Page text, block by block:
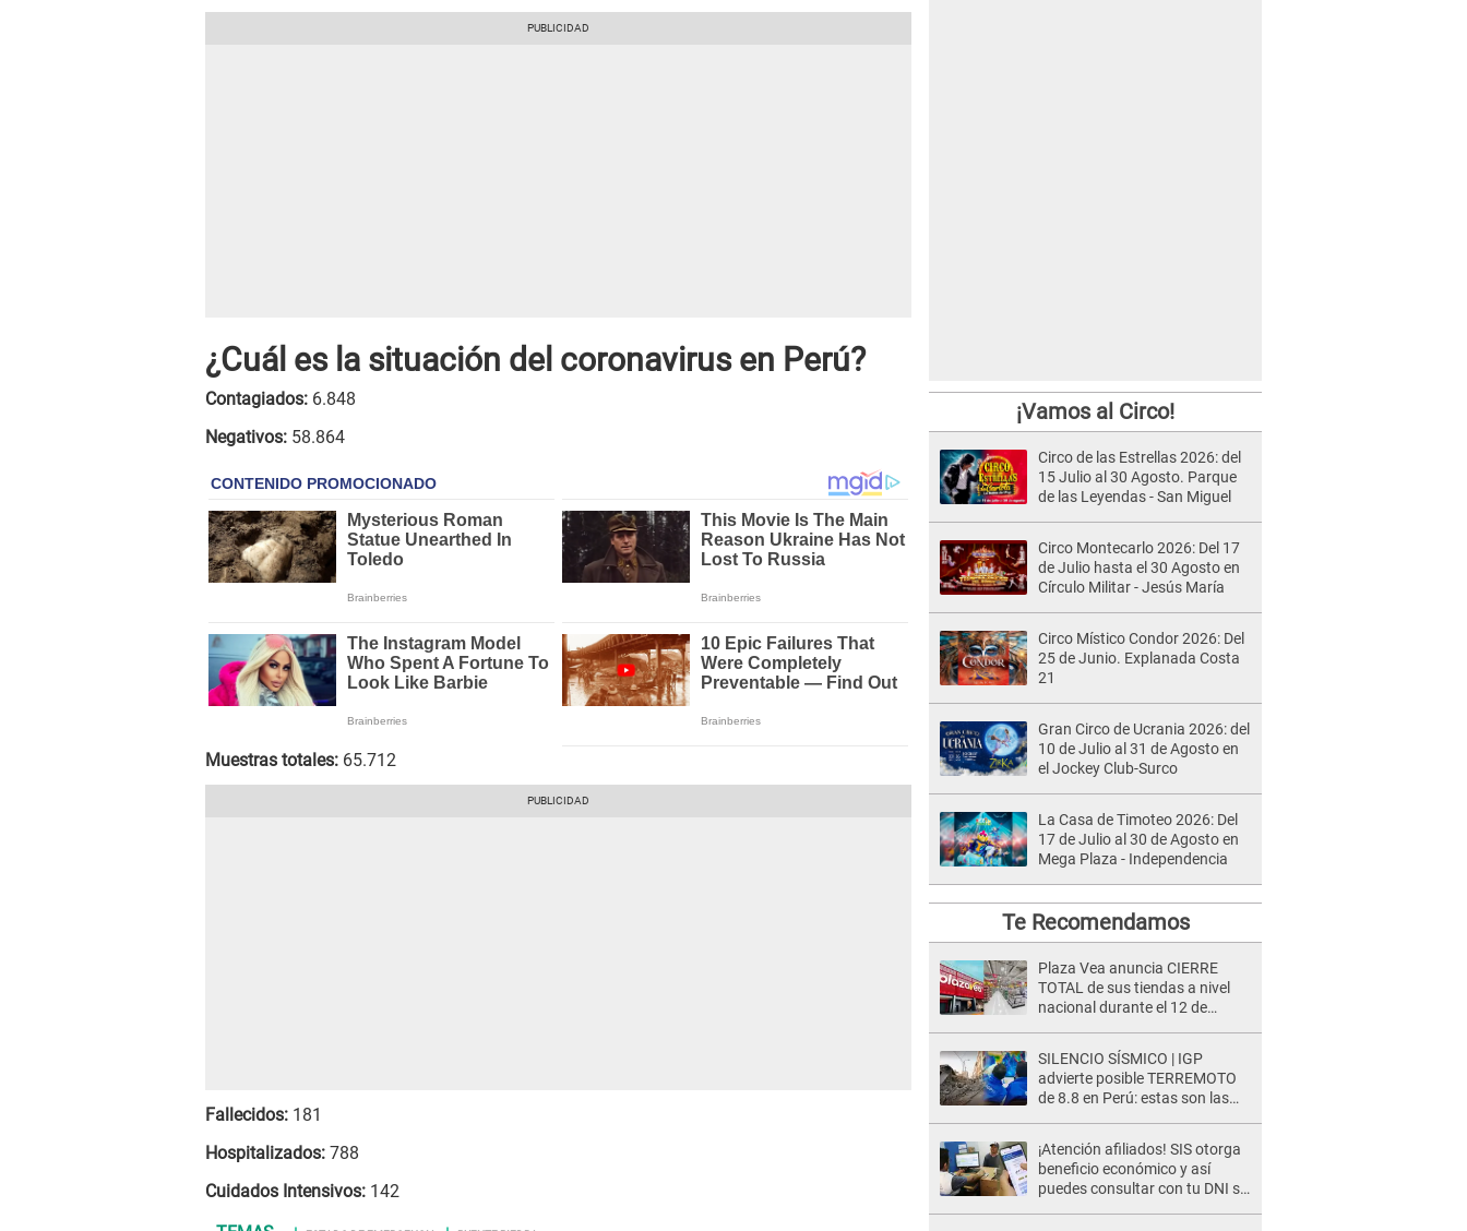
¿Cuál es la situación del coronavirus en Perú?
Contagiados: 6.848
Negativos: 58.864
Muestras totales: 65.712
Fallecidos: 181
Hospitalizados: 788
Cuidados Intensivos: 142
¡Vamos al Circo!
Circo de las Estrellas 2026: del
15 Julio al 30 Agosto. Parque
de las Leyendas - San Miguel
Circo Montecarlo 2026: Del 17
de Julio hasta el 30 Agosto en
Círculo Militar - Jesús María
Circo Místico Condor 2026: Del
25 de Junio. Explanada Costa
21
Gran Circo de Ucrania 2026: del
10 de Julio al 31 de Agosto en
el Jockey Club-Surco
La Casa de Timoteo 2026: Del
17 de Julio al 30 de Agosto en
Mega Plaza - Independencia
Te Recomendamos
Plaza Vea anuncia CIERRE
TOTAL de sus tiendas a nivel
nacional durante el 12 de
SILENCIO SÍSMICO | IGP
advierte posible TERREMOTO
de 8.8 en Perú: estas son las
¡Atención afiliados! SIS otorga
beneficio económico y así
puedes consultar con tu DNI si